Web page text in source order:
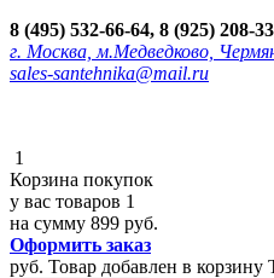
8 (495) 532-66-64, 8 (925) 208-
г. Москва, м.Медведково,
sales-santehnika@mail.ru
1
Корзина покупок
у вас товаров 1
на сумму 899 руб.
Оформить заказ
руб. Товар добавлен в корзину